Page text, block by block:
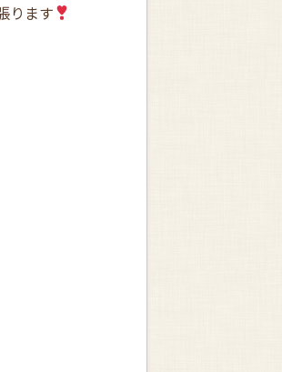
ります